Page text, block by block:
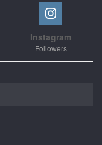
Instagram
Followers